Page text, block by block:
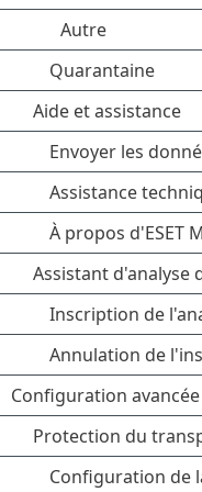
Autre
Quarantaine
Aide et assistance
Envoyer les
Assistance
À propos d'ESET
Assistant d'analyse
Inscription de
Annulation de
Configuration avancée
Protection du
Configuration de